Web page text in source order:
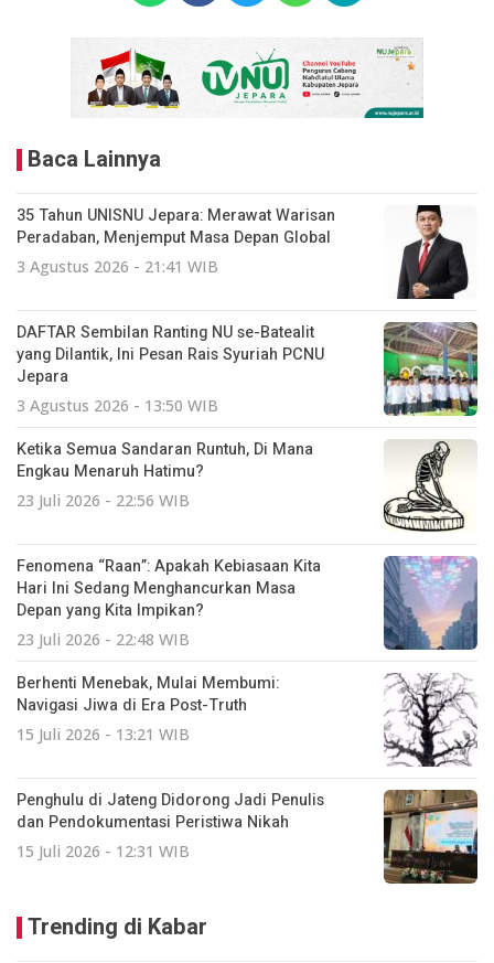
Baca Lainnya
35 Tahun UNISNU Jepara: Merawat Warisan
Peradaban, Menjemput Masa Depan Global
3 Agustus 2026 - 21:41 WIB
DAFTAR Sembilan Ranting NU se-Batealit
yang Dilantik, Ini Pesan Rais Syuriah PCNU
Jepara
3 Agustus 2026 - 13:50 WIB
Ketika Semua Sandaran Runtuh, Di Mana
Engkau Menaruh Hatimu?
23 Juli 2026 - 22:56 WIB
Fenomena “Raan”: Apakah Kebiasaan Kita
Hari Ini Sedang Menghancurkan Masa
Depan yang Kita Impikan?
23 Juli 2026 - 22:48 WIB
Berhenti Menebak, Mulai Membumi:
Navigasi Jiwa di Era Post-Truth
15 Juli 2026 - 13:21 WIB
Penghulu di Jateng Didorong Jadi Penulis
dan Pendokumentasi Peristiwa Nikah
15 Juli 2026 - 12:31 WIB
Trending di Kabar